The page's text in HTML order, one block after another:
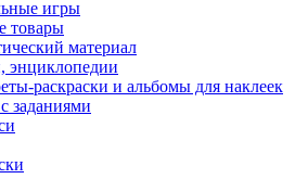
игры
товары
материал
энциклопедии
раскраски и альбомы для наклеек
заданиями